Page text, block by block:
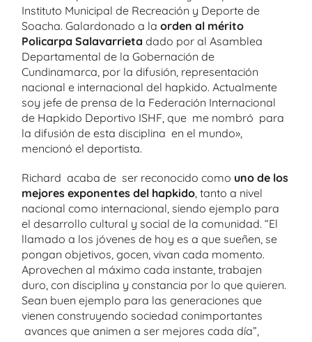
Instituto Municipal de Recreación y Deporte de
Soacha. Galardonado a la orden al mérito
Policarpa Salavarrieta dado por al Asamblea
Departamental de la Gobernación de
Cundinamarca, por la difusión, representación
nacional e internacional del hapkido. Actualmente
soy jefe de prensa de la Federación Internacional
de Hapkido Deportivo ISHF, que me nombró para
la difusión de esta disciplina en el mundo»,
mencionó el deportista.
Richard acaba de ser reconocido como uno de los
mejores exponentes del hapkido , tanto a nivel
nacional como internacional, siendo ejemplo para
el desarrollo cultural y social de la comunidad. “El
llamado a los jóvenes de hoy es a que sueñen, se
pongan objetivos, gocen, vivan cada momento.
Aprovechen al máximo cada instante, trabajen
duro, con disciplina y constancia por lo que quieren.
Sean buen ejemplo para las generaciones que
vienen construyendo sociedad conimportantes
avances que animen a ser mejores cada día”,